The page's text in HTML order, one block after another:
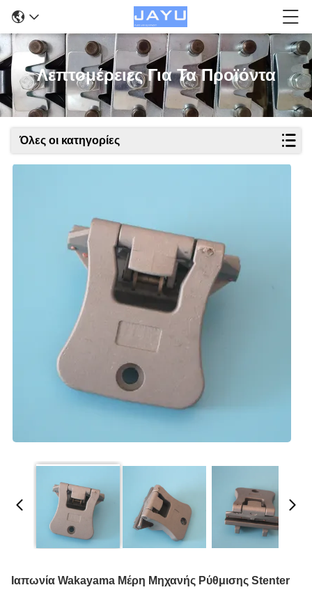
Λεπτομέρειες Για Τα Προϊόντα
Όλες οι κατηγορίες
Ιαπωνία Wakayama Μέρη Μηχανής Ρύθμισης Stenter